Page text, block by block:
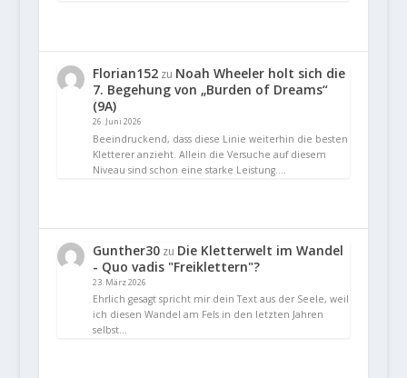
Florian152zu Noah Wheeler holt sich die
7. Begehung von „Burden of Dreams“
(9A)
26. Juni 2026
Beeindruckend, dass diese Linie weiterhin die besten
Kletterer anzieht. Allein die Versuche auf diesem
Niveau sind schon eine starke Leistung.…
Gunther30zu Die Kletterwelt im Wandel
- Quo vadis "Freiklettern"?
23. März 2026
Ehrlich gesagt spricht mir dein Text aus der Seele, weil
ich diesen Wandel am Fels in den letzten Jahren
selbst…